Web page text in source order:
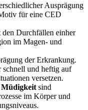
Ausprägung
für eine CED
den Durchfällen einher
im Magen- und
der Erkrankung.
schnell und heftig auf
versetzen.
Müdigkeit sind
im Körper und